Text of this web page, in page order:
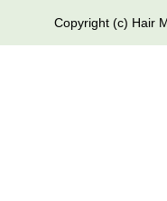
Copyright (c) Hair